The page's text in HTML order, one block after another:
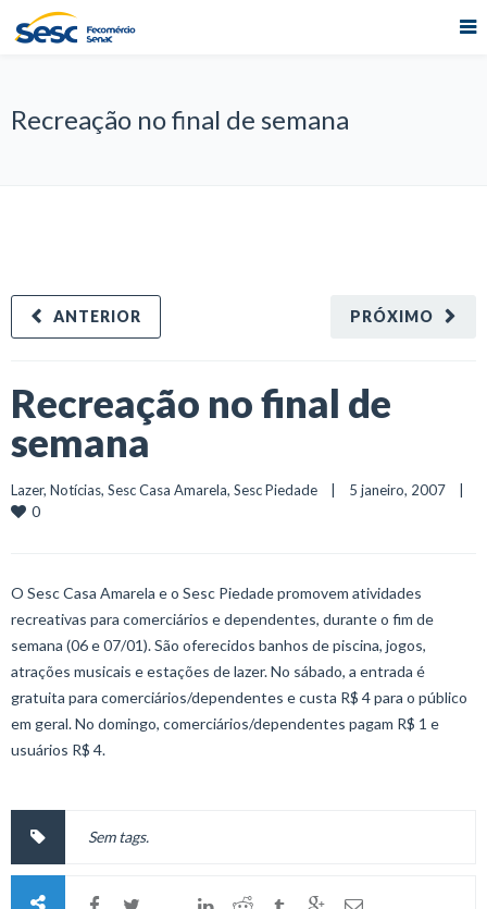
Recreação no final de semana
PRÓXIMO
ANTERIOR
Recreação no final de
semana
Lazer, Notícias, Sesc Casa Amarela, Sesc Piedade
0
O Sesc Casa Amarela e o Sesc Piedade promovem atividades
recreativas para comerciários e dependentes, durante o fim de
semana (06 e 07/01). São oferecidos banhos de piscina, jogos,
atrações musicais e estações de lazer. No sábado, a entrada é
gratuita para comerciários/dependentes e custa R$ 4 para o público
em geral. No domingo, comerciários/dependentes pagam R$ 1 e
usuários R$ 4.
Sem tags.